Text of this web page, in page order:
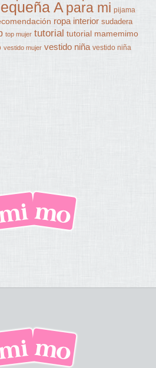
A para mi pijama
ropa interior sudadera
top mujer tutorial tutorial mamemimo
vestido mujer vestido niña vestido niña